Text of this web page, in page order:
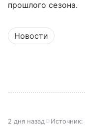
прошлого сезона.
Новости
2 дня назад Источник: